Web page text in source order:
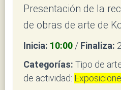
Presentación de la
de obras de arte de
Inicia: 10:00 / Finaliza:
Categorías: Tipo de
de actividad: